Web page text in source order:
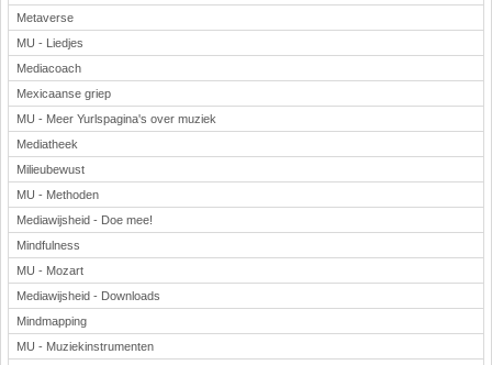
Metaverse
MU - Liedjes
Mediacoach
Mexicaanse griep
MU - Meer Yurlspagina's over muziek
Mediatheek
Milieubewust
MU - Methoden
Mediawijsheid - Doe mee!
Mindfulness
MU - Mozart
Mediawijsheid - Downloads
Mindmapping
MU - Muziekinstrumenten